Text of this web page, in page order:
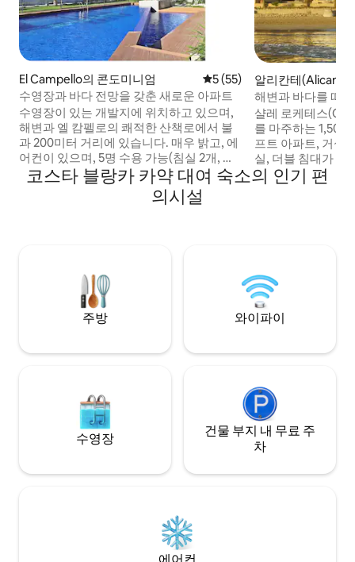
El Campello의 콘도미니엄 평점 5점(5점 만점), 후기 55
5 (55)
수영장과 바다 전망을 갖춘 새로운 아파트
수영장이 있는 개발지에 위치하고 있으며,
해변과 엘 캄펠로의 쾌적한 산책로에서 불
과 200미터 거리에 있습니다. 매우 밝고, 에
어컨이 있으며, 5명 수용 가능(침실 2개, 욕
실 2개). 정원 가구와 해먹이 있는 20m의 넓
은 테라스가 있습니다. 모든 객실에서 바다
전망을 즐길 수 있습니다. 같은 건물 내 무료
알리칸테
스위트
해변과 바다를 따
위트 로프트
샬레 로케테스
를 마주하는
프트 아파트, 거실,
실, 더블 침대가 있
와이파이가 있는
프트를 나가면 정
코스타 블랑카 카약 대여 숙소의 인기 편
의시설
주방 와이파이
수영장
건물 부지 내 무료 주
차